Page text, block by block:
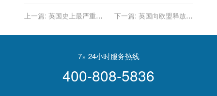
上一篇: 英国史上最严重恋
性虐待数十具尸体
下一篇: 英国向欧盟释放缓
款
7× 24小时服务热线
400-808-5836